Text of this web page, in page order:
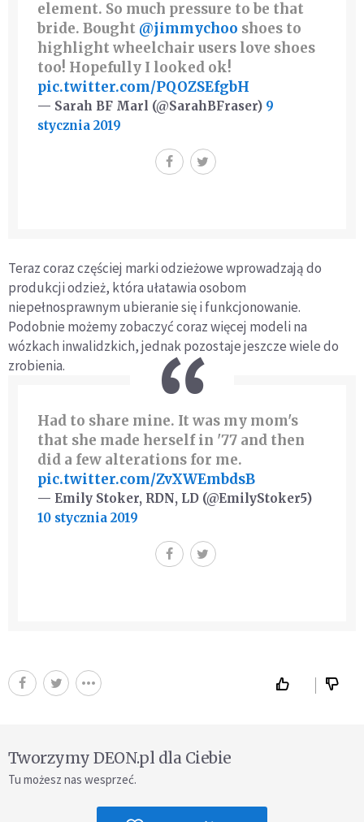
element. So much pressure to be that
bride. Bought @jimmychoo shoes to
highlight wheelchair users love shoes
too! Hopefully I looked ok!
pic.twitter.com/PQOZSEfgbH
— Sarah BF Marl (@SarahBFraser) 9
stycznia 2019
Teraz coraz częściej marki odzieżowe wprowadzają do
produkcji odzież, która ułatawia osobom
niepełnosprawnym ubieranie się i funkcjonowanie.
Podobnie możemy zobaczyć coraz więcej modeli na
wózkach inwalidzkich, jednak pozostaje jeszcze wiele do
zrobienia.
Had to share mine. It was my mom's
that she made herself in '77 and then
did a few alterations for me.
pic.twitter.com/ZvXWEmbdsB
— Emily Stoker, RDN, LD (@EmilyStoker5)
10 stycznia 2019
Tworzymy DEON.pl dla Ciebie
Tu możesz nas wesprzeć.